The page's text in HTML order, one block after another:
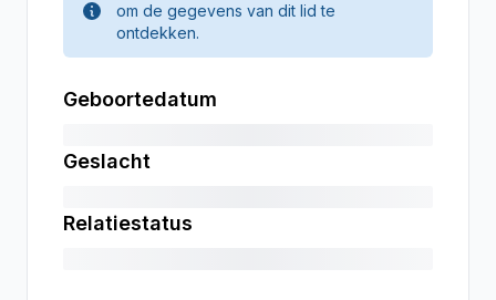
om de gegevens van dit lid te
ontdekken.
Geboortedatum
Geslacht
Relatiestatus